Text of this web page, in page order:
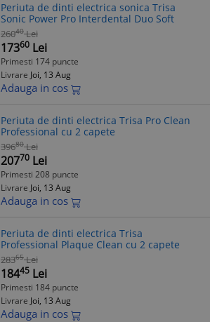
Periuta de dinti electrica sonica Trisa
Sonic Power Pro Interdental Duo Soft
26040 Lei
17360 Lei
Primesti 174 puncte
Livrare Joi, 13 Aug
Adauga in cos
Periuta de dinti electrica Trisa Pro Clean
Professional cu 2 capete
39680 Lei
20770 Lei
Primesti 208 puncte
Livrare Joi, 13 Aug
Adauga in cos
Periuta de dinti electrica Trisa
Professional Plaque Clean cu 2 capete
28365 Lei
18445 Lei
Primesti 184 puncte
Livrare Joi, 13 Aug
Adauga in cos